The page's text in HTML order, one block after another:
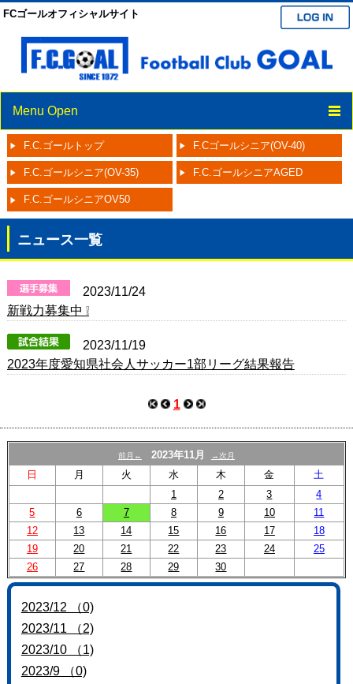
FCゴールオフィシャルサイト
Menu Open
TOP
ニュース
スケジュール
お問い合わせ
F.C.ゴールトップ F.Cゴールシニア(OV-40)
F.C.ゴールシニア(OV-35) F.C.ゴールシニアAGED
F.C.ゴールシニアOV50
ニュース一覧
2023/11/24
新戦力募集中 ❕
2023/11/19
2023年度愛知県社会人サッカー1部リーグ結果報告
1
前月← 2023年11月 →次月
日 月 火 水 木 金
土
1
2 3
4
5
6 7 8 9 10
11
12
13 14 15 16 17
18
19
20 21 22 23 24
25
26
27 28 29 30
2023/12 （0)
2023/11 （2)
2023/10 （1)
2023/9 （0)